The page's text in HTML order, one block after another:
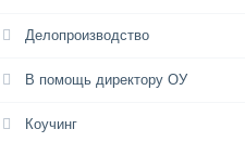
Делопроизводство
В помощь директору ОУ
Коучинг